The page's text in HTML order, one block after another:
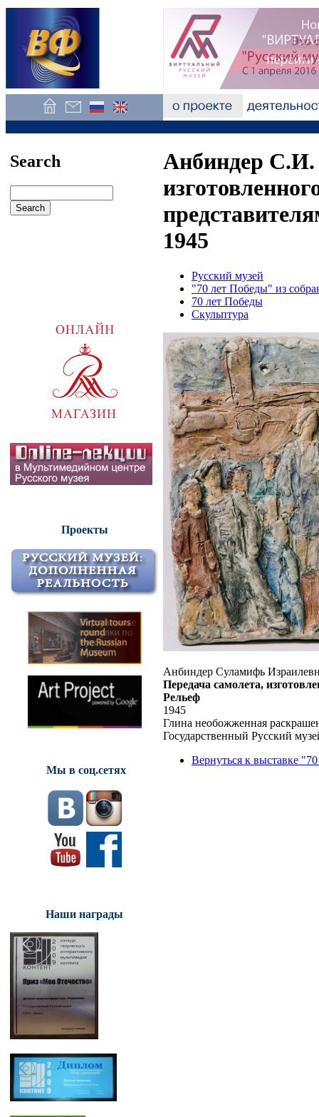
Search
Проекты
Мы в соц.сетях
Наши награды
Анбиндер С.И.
1945
Русский музей
"70 лет Победы" из
70 лет Победы
Скульптура
Анбиндер Суламифь
Передача самолета,
Рельеф
1945
Глина необожженная
Государственный Русский
Вернуться к выставке